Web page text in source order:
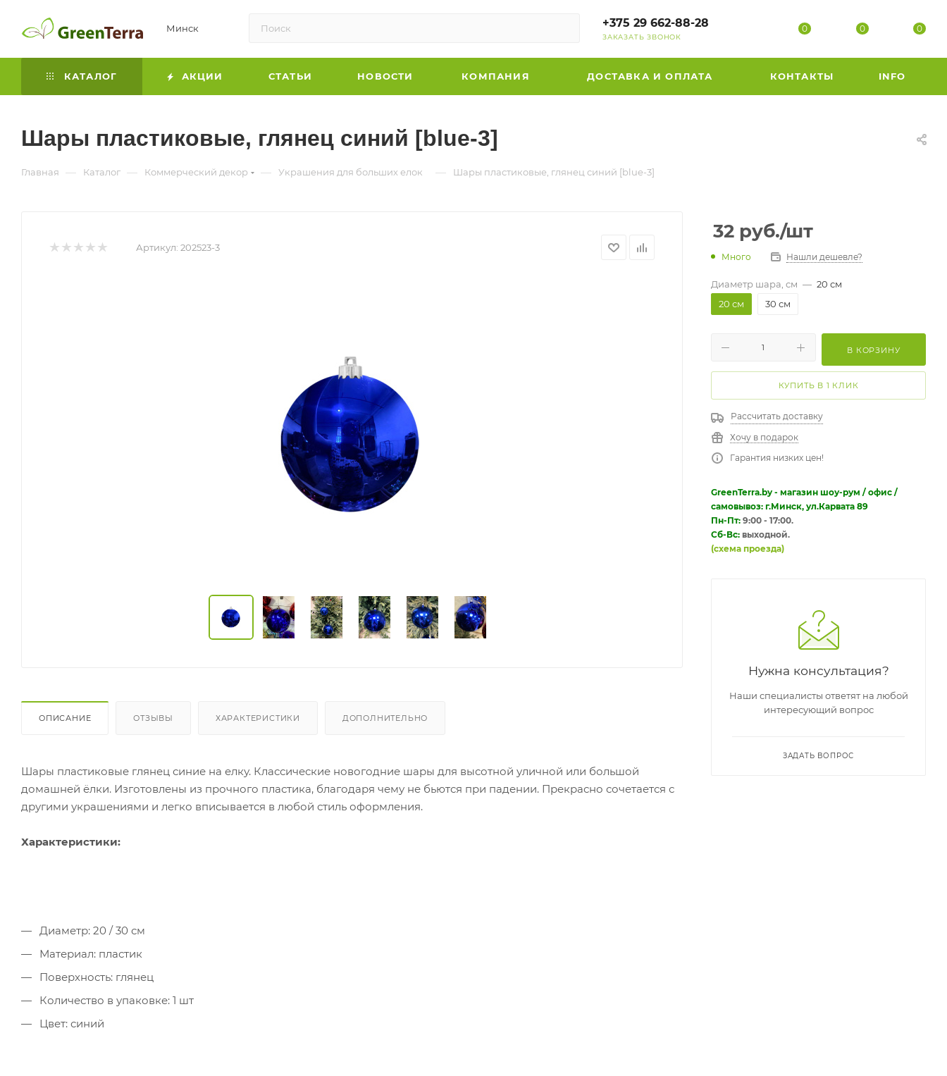
Минск +375 29 662-88-28
ЗАКАЗАТЬ ЗВОНОК
0 0 0
КАТАЛОГ АКЦИИ СТАТЬИ НОВОСТИ КОМПАНИЯ ДОСТАВКА И ОПЛАТА КОНТАКТЫ INFO
Шары пластиковые, глянец синий [blue-3]
Главная — Каталог — Коммерческий декор — Украшения для больших елок — Шары пластиковые, глянец синий [blue-3]
Артикул: 202523-3
ОПИСАНИЕ ОТЗЫВЫ ХАРАКТЕРИСТИКИ ДОПОЛНИТЕЛЬНО
Шары пластиковые глянец синие на елку. Классические новогодние шары для высотной уличной или большой
домашней ёлки. Изготовлены из прочного пластика, благодаря чему не бьются при падении. Прекрасно сочетается с
другими украшениями и легко вписывается в любой стиль оформления.
Характеристики:
Диаметр: 20 / 30 см
Материал: пластик
Поверхность: глянец
Количество в упаковке: 1 шт
Цвет: синий
32 руб./шт
Много Нашли дешевле?
Диаметр шара, см — 20 см
20 см
30 см
В КОРЗИНУ
КУПИТЬ В 1 КЛИК
Рассчитать доставку
Хочу в подарок
Гарантия низких цен!
GreenTerra.by - магазин шоу-рум / офис /
самовывоз: г.Минск, ул.Карвата 89
Пн-Пт: 9:00 - 17:00.
Сб-Вс: выходной.
(схема проезда)
Нужна консультация?
Наши специалисты ответят на любой
интересующий вопрос
ЗАДАТЬ ВОПРОС